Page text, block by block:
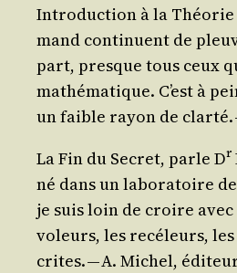
Intro­duc­tion à la Théo­rie
mand conti­nuent de
part, presque tous ceux
mathé­ma­tique. C’est à
un faible rayon de clar­té.
La Fin du Secret, parle Dr
né dans un labo­ra­toire
je suis loin de croire
voleurs, les recé­leurs,
crites. — A. Michel,